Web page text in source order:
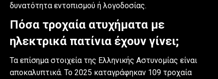
δυνατότητα εντοπισμού ή λογοδοσίας.
Πόσα τροχαία ατυχήματα με
ηλεκτρικά πατίνια έχουν γίνει;
Τα επίσημα στοιχεία της Ελληνικής Αστυνομίας είναι
αποκαλυπτικά. Το 2025 καταγράφηκαν 109 τροχαία